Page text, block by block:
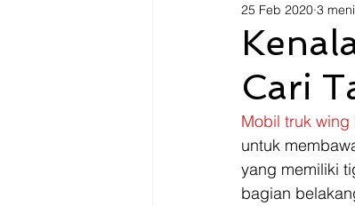
Marketing
Transporter Support
Jakarta
Cari
25 Feb 2020 3
Mobil truk wing
untuk
yang memiliki
bagian